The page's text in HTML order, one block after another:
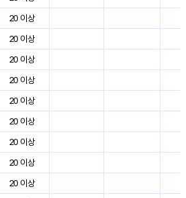
20 이상
20 이상
20 이상
20 이상
20 이상
20 이상
20 이상
20 이상
20 이상